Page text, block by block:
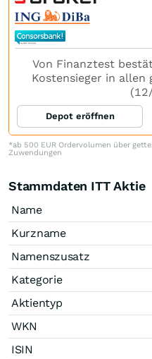
Von Finanztest
Kostensieger in
Depot eröffnen
*ab 500 EUR Ordervolumen über
Zuwendungen
Stammdaten ITT Aktie
Name
Kurzname
Namenszusatz
Kategorie
Aktientyp
WKN
ISIN